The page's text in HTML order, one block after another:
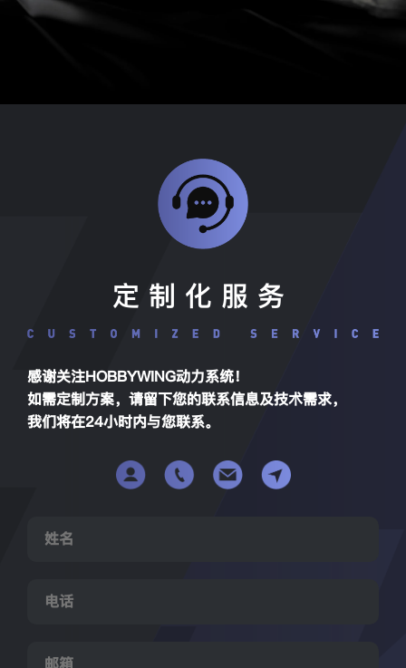
定制化服务
感谢关注HOBBYWING动力系统！
如需定制方案，请留下您的联系信息及技术需求，
我们将在24小时内与您联系。